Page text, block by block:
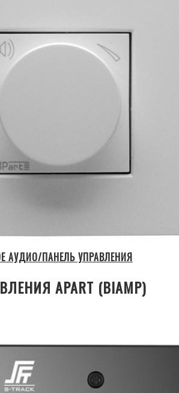
АУДИО/ПАНЕЛЬ УПРАВЛЕНИЯ
APART (BIAMP)